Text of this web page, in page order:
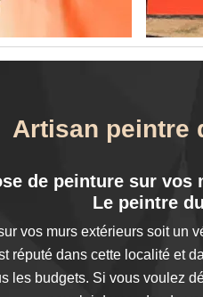
Artisan peintre
de peinture sur
Le peintre
vos murs extérieurs soit un
réputé dans cette localité et
les budgets. Si vous voulez